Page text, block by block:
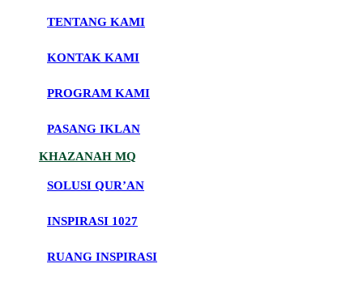
TENTANG KAMI
KONTAK KAMI
PROGRAM KAMI
PASANG IKLAN
KHAZANAH MQ
SOLUSI QUR’AN
INSPIRASI 1027
RUANG INSPIRASI